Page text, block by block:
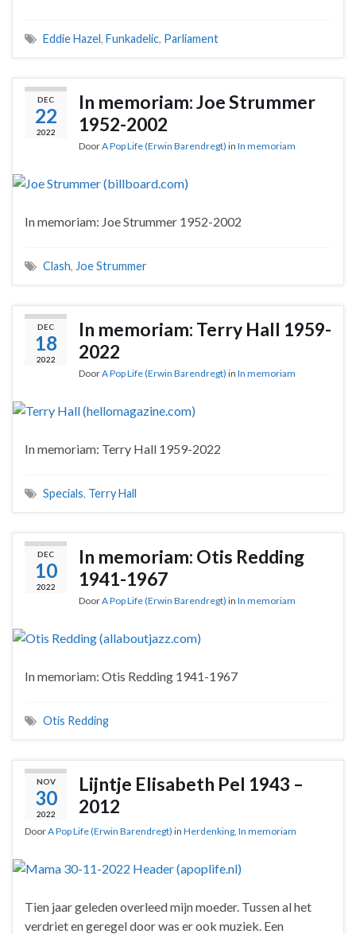
Eddie Hazel, Funkadelic, Parliament
DEC
22
2022
In memoriam: Joe Strummer
1952-2002
DoorA Pop Life (Erwin Barendregt) in In memoriam
In memoriam: Joe Strummer 1952-2002
Clash, Joe Strummer
DEC
18
2022
In memoriam: Terry Hall 1959-
2022
DoorA Pop Life (Erwin Barendregt) in In memoriam
In memoriam: Terry Hall 1959-2022
Specials, Terry Hall
DEC
10
2022
In memoriam: Otis Redding
1941-1967
DoorA Pop Life (Erwin Barendregt) in In memoriam
In memoriam: Otis Redding 1941-1967
Otis Redding
NOV
30
2022
Lijntje Elisabeth Pel 1943 –
2012
DoorA Pop Life (Erwin Barendregt) in Herdenking In memoriam
Tien jaar geleden overleed mijn moeder. Tussen al het
verdriet en geregel door was er ook muziek. Een